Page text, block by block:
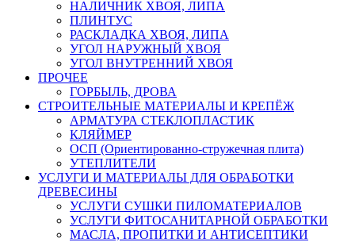
НАЛИЧНИК ХВОЯ, ЛИПА
ПЛИНТУС
РАСКЛАДКА ХВОЯ, ЛИПА
УГОЛ НАРУЖНЫЙ ХВОЯ
УГОЛ ВНУТРЕННИЙ ХВОЯ
ПРОЧЕЕ
ГОРБЫЛЬ, ДРОВА
СТРОИТЕЛЬНЫЕ МАТЕРИАЛЫ И КРЕПЁЖ
АРМАТУРА СТЕКЛОПЛАСТИК
КЛЯЙМЕР
ОСП (Ориентированно-стружечная плита)
УТЕПЛИТЕЛИ
УСЛУГИ И МАТЕРИАЛЫ ДЛЯ ОБРАБОТКИ
ДРЕВЕСИНЫ
УСЛУГИ СУШКИ ПИЛОМАТЕРИАЛОВ
УСЛУГИ ФИТОСАНИТАРНОЙ ОБРАБОТКИ
МАСЛА, ПРОПИТКИ И АНТИСЕПТИКИ